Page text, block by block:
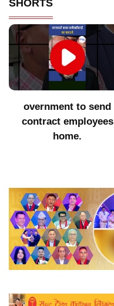
SHORTS
overnment to send
contract employees
home.